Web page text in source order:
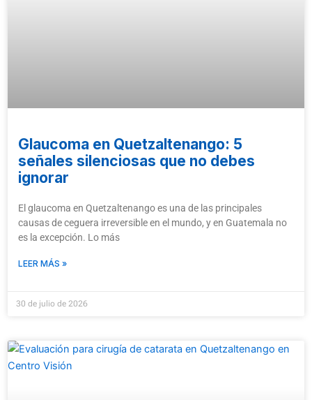
Glaucoma en Quetzaltenango: 5
señales silenciosas que no debes
ignorar
El glaucoma en Quetzaltenango es una de las principales
causas de ceguera irreversible en el mundo, y en Guatemala no
es la excepción. Lo más
LEER MÁS »
30 de julio de 2026